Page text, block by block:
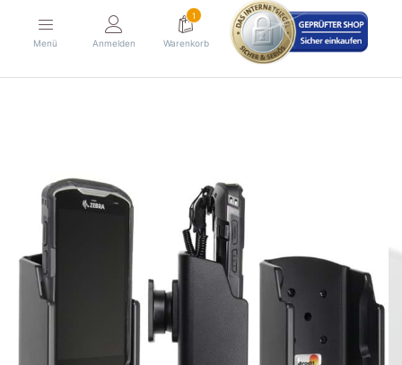
Menü Anmelden
1
Warenkorb